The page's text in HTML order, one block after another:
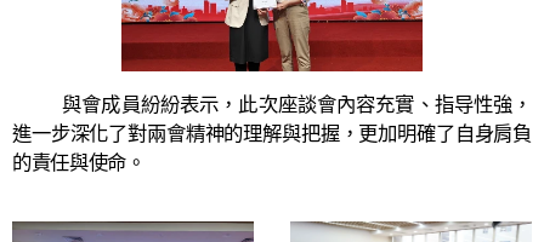
與會成員紛紛表示，此次座談會內容充實、指导性強，
進一步深化了對兩會精神的理解與把握，更加明確了自身肩負
的責任與使命。